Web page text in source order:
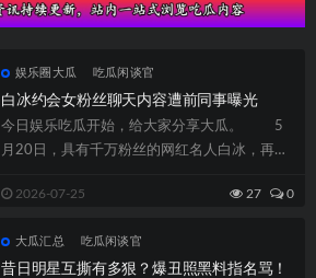
娱乐圈大瓜 吃瓜闲谈官
白冰约会女粉丝聊天内容遭前同事曝光
今日娱乐吃瓜开始，给大家分享大瓜。 5
月20日，具有千万粉丝的网红名人白冰，再次
2026-07-25 27 0
大瓜汇总 吃瓜闲谈官
昔日明星互撕有多狠？爆丑照黑料指名骂！